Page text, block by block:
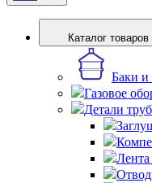
Каталог товаров
Баки
Газовое
Детали